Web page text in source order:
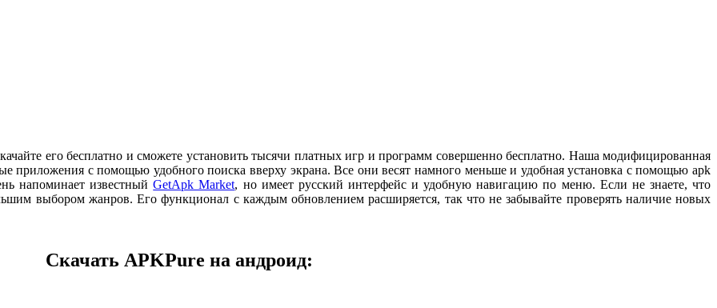
его бесплатно и сможете установить тысячи платных игр и программ совершенно бесплатно. Наша модифицированная
приложения с помощью удобного поиска вверху экрана. Все они весят намного меньше и удобная установка с помощью apk
напоминает известныйGetApk Market, но имеет русский интерфейс и удобную навигацию по меню. Если не знаете, что
выбором жанров. Его функционал с каждым обновлением расширяется, так что не забывайте проверять наличие новых
Скачать APKPure на андроид: